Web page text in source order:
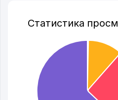
Статистика